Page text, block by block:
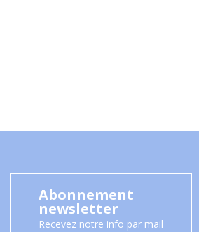
Abonnement
newsletter
Recevez notre info par mail